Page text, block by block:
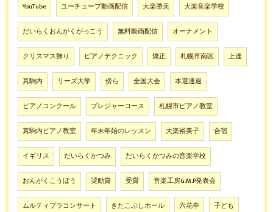
YouTube ユーチューブ動画配信 大楽勝美 大楽音楽学校
だいらくおんがくがっこう 無料動画配信 オーナメント
クリスマス飾り ピアノテクニック 矯正 札幌市南区 上達
真駒内 リーズ大学 傍ら 全国大会 本選通過
ピアノコンクール プレジャーコース 札幌市ピアノ教室
真駒内ピアノ教室 年末年始のレッスン 大楽裕美子 合宿
イギリス だいらくかつみ だいらくかつみの音楽学校
おんがくこうぼう 奨励賞 受賞 音楽工房G.M.P発表会
ムルティプラコンサート きたこぶしホール 六花亭 子ども